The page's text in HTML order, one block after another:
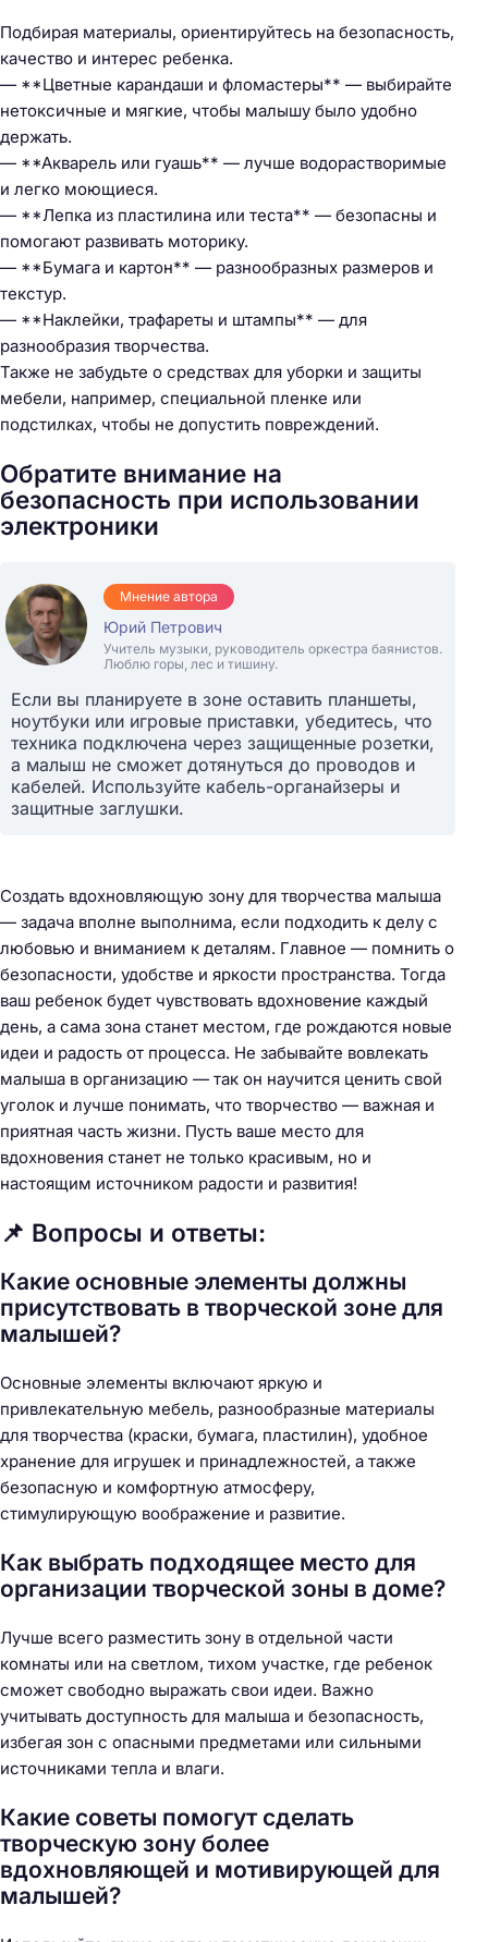
Подбирая материалы, ориентируйтесь на безопасность,
качество и интерес ребенка.
— **Цветные карандаши и фломастеры** — выбирайте
нетоксичные и мягкие, чтобы малышу было удобно
держать.
— **Акварель или гуашь** — лучше водорастворимые
и легко моющиеся.
— **Лепка из пластилина или теста** — безопасны и
помогают развивать моторику.
— **Бумага и картон** — разнообразных размеров и
текстур.
— **Наклейки, трафареты и штампы** — для
разнообразия творчества.
Также не забудьте о средствах для уборки и защиты
мебели, например, специальной пленке или
подстилках, чтобы не допустить повреждений.
Обратите внимание на
безопасность при использовании
электроники
Мнение автора
Юрий Петрович
Учитель музыки, руководитель оркестра баянистов.
Люблю горы, лес и тишину.
Если вы планируете в зоне оставить планшеты,
ноутбуки или игровые приставки, убедитесь, что
техника подключена через защищенные розетки,
а малыш не сможет дотянуться до проводов и
кабелей. Используйте кабель-органайзеры и
защитные заглушки.
Создать вдохновляющую зону для творчества малыша
— задача вполне выполнима, если подходить к делу с
любовью и вниманием к деталям. Главное — помнить о
безопасности, удобстве и яркости пространства. Тогда
ваш ребенок будет чувствовать вдохновение каждый
день, а сама зона станет местом, где рождаются новые
идеи и радость от процесса. Не забывайте вовлекать
малыша в организацию — так он научится ценить свой
уголок и лучше понимать, что творчество — важная и
приятная часть жизни. Пусть ваше место для
вдохновения станет не только красивым, но и
настоящим источником радости и развития!
📌 Вопросы и ответы:
Какие основные элементы должны
присутствовать в творческой зоне для
малышей?
Основные элементы включают яркую и
привлекательную мебель, разнообразные материалы
для творчества (краски, бумага, пластилин), удобное
хранение для игрушек и принадлежностей, а также
безопасную и комфортную атмосферу,
стимулирующую воображение и развитие.
Как выбрать подходящее место для
организации творческой зоны в доме?
Лучше всего разместить зону в отдельной части
комнаты или на светлом, тихом участке, где ребенок
сможет свободно выражать свои идеи. Важно
учитывать доступность для малыша и безопасность,
избегая зон с опасными предметами или сильными
источниками тепла и влаги.
Какие советы помогут сделать
творческую зону более
вдохновляющей и мотивирующей для
малышей?